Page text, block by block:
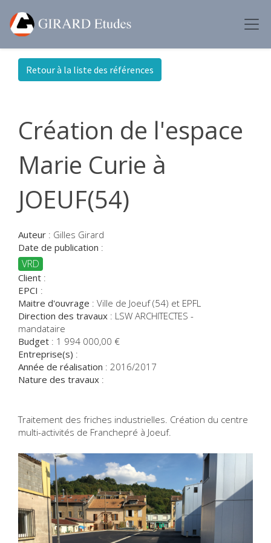
Retour à la liste des références
Création de l'espace
Marie Curie à
JOEUF(54)
Auteur : Gilles Girard
Date de publication :
VRD
Client :
EPCI :
Maitre d'ouvrage : Ville de Joeuf (54) et EPFL
Direction des travaux : LSW ARCHITECTES -
mandataire
Budget : 1 994 000,00 €
Entreprise(s) :
Année de réalisation : 2016/2017
Nature des travaux :
Traitement des friches industrielles. Création du centre
multi-activités de Franchepré à Joeuf.